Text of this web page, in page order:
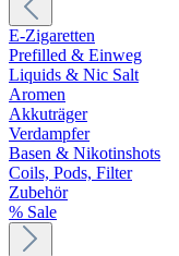
E-Zigaretten
Prefilled & Einweg
Liquids & Nic Salt
Aromen
Akkuträger
Verdampfer
Basen & Nikotinshots
Coils, Pods, Filter
Zubehör
% Sale